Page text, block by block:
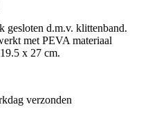
gesloten d.m.v. klittenband.
met PEVA materiaal
x 27 cm.
verzonden